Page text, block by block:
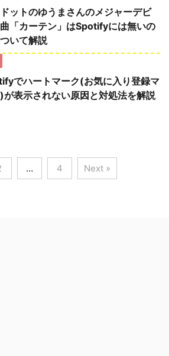
ットのゆうまさんのメジャーデビ
「カーテン」はSpotifyには無いの
いて解説
でハートマーク(お気に入り登録マ
が表示されない原因と対処法を解説
… 4 Next »